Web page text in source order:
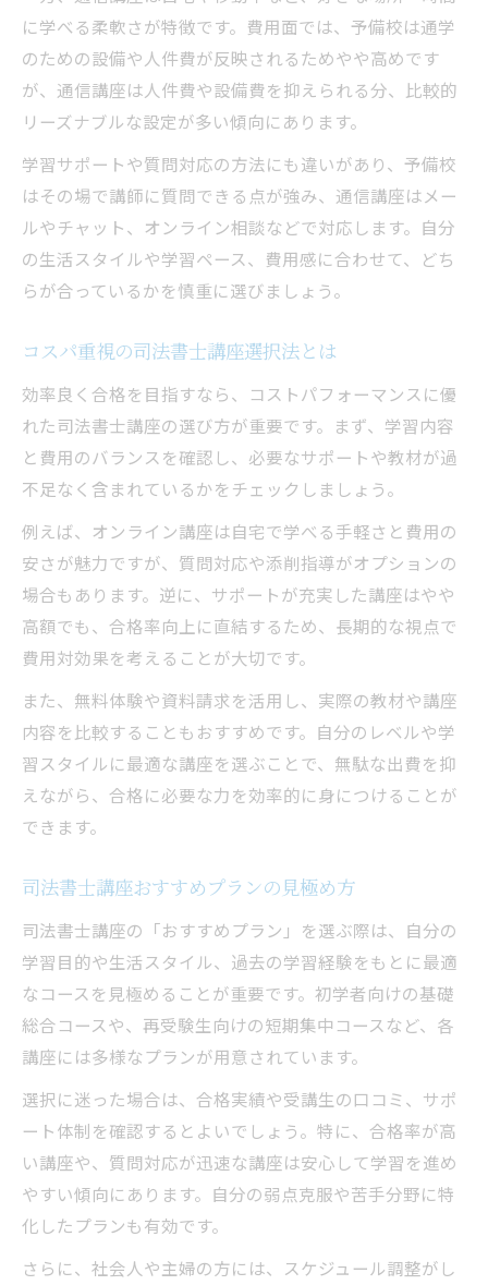
に学べる柔軟さが特徴です。費用面では、予備校は通学
のための設備や人件費が反映されるためやや高めです
が、通信講座は人件費や設備費を抑えられる分、比較的
リーズナブルな設定が多い傾向にあります。
学習サポートや質問対応の方法にも違いがあり、予備校
はその場で講師に質問できる点が強み、通信講座はメー
ルやチャット、オンライン相談などで対応します。自分
の生活スタイルや学習ペース、費用感に合わせて、どち
らが合っているかを慎重に選びましょう。
コスパ重視の司法書士講座選択法とは
効率良く合格を目指すなら、コストパフォーマンスに優
れた司法書士講座の選び方が重要です。まず、学習内容
と費用のバランスを確認し、必要なサポートや教材が過
不足なく含まれているかをチェックしましょう。
例えば、オンライン講座は自宅で学べる手軽さと費用の
安さが魅力ですが、質問対応や添削指導がオプションの
場合もあります。逆に、サポートが充実した講座はやや
高額でも、合格率向上に直結するため、長期的な視点で
費用対効果を考えることが大切です。
また、無料体験や資料請求を活用し、実際の教材や講座
内容を比較することもおすすめです。自分のレベルや学
習スタイルに最適な講座を選ぶことで、無駄な出費を抑
えながら、合格に必要な力を効率的に身につけることが
できます。
司法書士講座おすすめプランの見極め方
司法書士講座の「おすすめプラン」を選ぶ際は、自分の
学習目的や生活スタイル、過去の学習経験をもとに最適
なコースを見極めることが重要です。初学者向けの基礎
総合コースや、再受験生向けの短期集中コースなど、各
講座には多様なプランが用意されています。
選択に迷った場合は、合格実績や受講生の口コミ、サポ
ート体制を確認するとよいでしょう。特に、合格率が高
い講座や、質問対応が迅速な講座は安心して学習を進め
やすい傾向にあります。自分の弱点克服や苦手分野に特
化したプランも有効です。
さらに、社会人や主婦の方には、スケジュール調整がし